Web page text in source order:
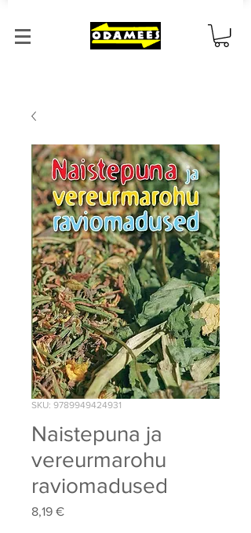
SKU: 9789949424931
Naistepuna ja
vereurmarohu
raviomadused
8,19 €Price